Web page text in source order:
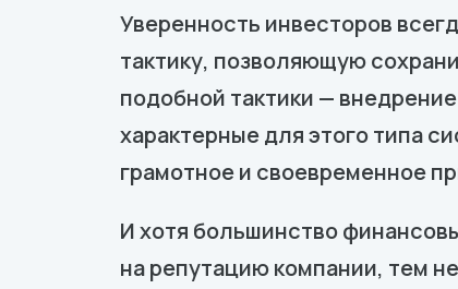
Уверенность инвесторов
тактику, позволяющую
подобной тактики —
характерные для этого типа
грамотное и своевременное
И хотя большинство
на репутацию компании, тем